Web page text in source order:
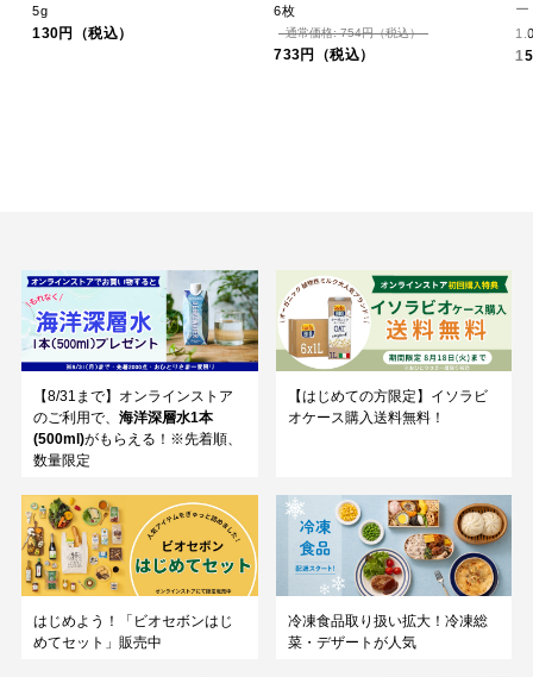
5g
130円（税込）
6枚
通常価格: 754円（税込）
733円（税込）
【8/31まで】オンラインストア
のご利用で、 海洋深層水1本
(500ml)がもらえる！※先着順、
数量限定
【はじめての方限定】イソラビ
オケース購入送料無料！
はじめよう！「ビオセボンはじ
めてセット」販売中
冷凍食品取り扱い拡大！冷凍総
菜・デザートが人気